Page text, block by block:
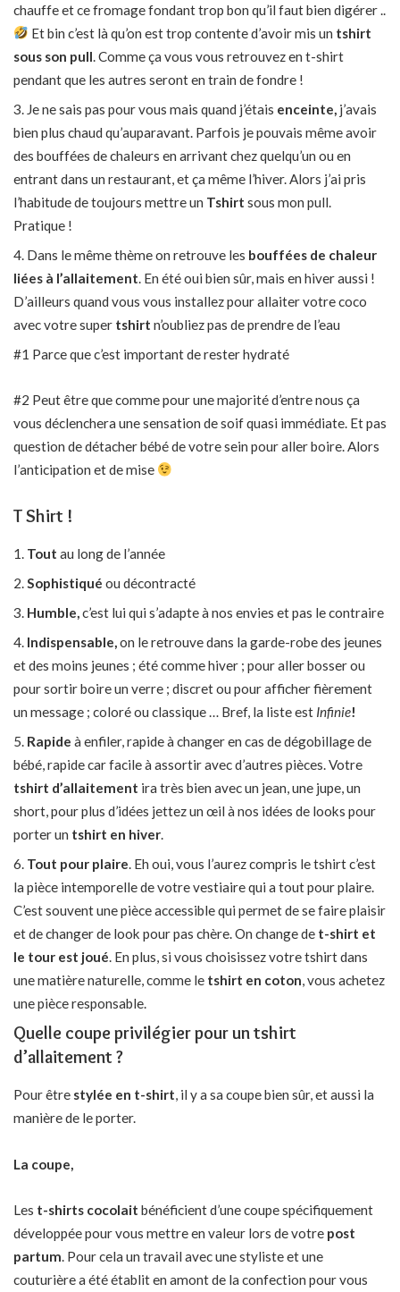
chauffe et ce fromage fondant trop bon qu’il faut bien digérer ..
Et bin c’est là qu’on est trop contente d’avoir mis un tshirt
sous son pull. Comme ça vous vous retrouvez en t-shirt
pendant que les autres seront en train de fondre !
Je ne sais pas pour vous mais quand j’étais enceinte, j’avais
bien plus chaud qu’auparavant. Parfois je pouvais même avoir
des bouffées de chaleurs en arrivant chez quelqu’un ou en
entrant dans un restaurant, et ça même l’hiver. Alors j’ai pris
l’habitude de toujours mettre un Tshirt sous mon pull.
Pratique !
Dans le même thème on retrouve les bouffées de chaleur
liées à l’allaitement. En été oui bien sûr, mais en hiver aussi !
D’ailleurs quand vous vous installez pour allaiter votre coco
avec votre super tshirt n’oubliez pas de prendre de l’eau
#1 Parce que c’est important de rester hydraté
#2 Peut être que comme pour une majorité d’entre nous ça
vous déclenchera une sensation de soif quasi immédiate. Et pas
question de détacher bébé de votre sein pour aller boire. Alors
l’anticipation et de mise
T Shirt !
Tout au long de l’année
Sophistiqué ou décontracté
Humble,c’est lui qui s’adapte à nos envies et pas le contraire
Indispensable,on le retrouve dans la garde-robe des jeunes
et des moins jeunes ; été comme hiver ; pour aller bosser ou
pour sortir boire un verre ; discret ou pour afficher fièrement
un message ; coloré ou classique … Bref, la liste est Infinie!
Rapide à enfiler, rapide à changer en cas de dégobillage de
bébé, rapide car facile à assortir avec d’autres pièces. Votre
tshirt d’allaitement ira très bien avec un jean, une jupe, un
short, pour plus d’idées jettez un œil à nos idées de looks pour
porter un tshirt en hiver.
Tout pour plaire. Eh oui, vous l’aurez compris le tshirt c’est
la pièce intemporelle de votre vestiaire qui a tout pour plaire.
C’est souvent une pièce accessible qui permet de se faire plaisir
et de changer de look pour pas chère. On change de t-shirt et
le tour est joué. En plus, si vous choisissez votre tshirt dans
une matière naturelle, comme le tshirt en coton, vous achetez
une pièce responsable.
Quelle coupe privilégier pour un tshirt
d’allaitement ?
Pour être stylée en t-shirt, il y a sa coupe bien sûr, et aussi la
manière de le porter.
La coupe,
Les t-shirts cocolait bénéficient d’une coupe spécifiquement
développée pour vous mettre en valeur lors de votre post
partum. Pour cela un travail avec une styliste et une
couturière a été établit en amont de la confection pour vous